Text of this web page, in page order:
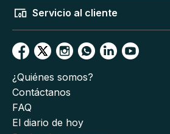
Servicio al cliente
¿Quiénes somos?
Contáctanos
FAQ
El diario de hoy